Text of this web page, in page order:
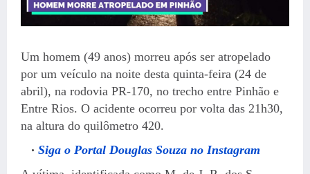
Um homem (49 anos) morreu após ser atropelado
por um veículo na noite desta quinta-feira (24 de
abril), na rodovia PR-170, no trecho entre Pinhão e
Entre Rios. O acidente ocorreu por volta das 21h30,
na altura do quilômetro 420.
Siga o Portal Douglas Souza no Instagram